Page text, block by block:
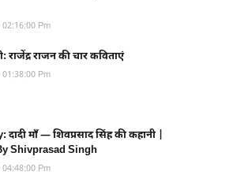
Pm
राजेंद्र राजन की चार कविताएं
Pm
माँ — शिवप्रसाद सिंह की कहानी |
Shivprasad Singh
Pm